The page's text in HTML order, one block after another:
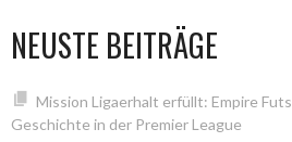
NEUSTE BEITRÄGE
Mission Ligaerhalt erfüllt: Empire
Geschichte in der Premier League